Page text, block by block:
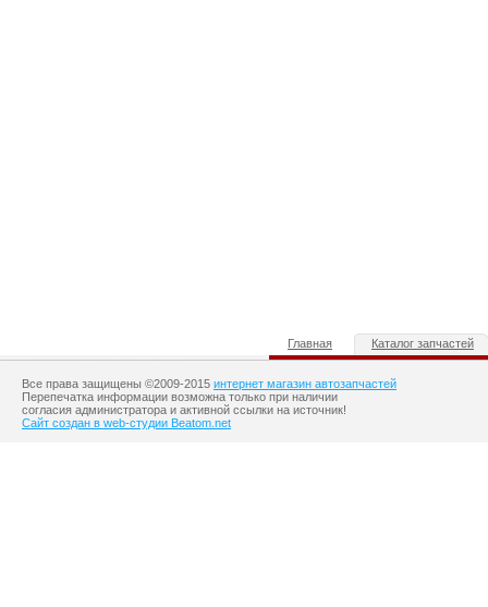
Главная Каталог запчастей
Все права защищены ©2009-2015 интернет магазин автозапчастей
Перепечатка информации возможна только при наличии
согласия администратора и активной ссылки на источник!
Сайт создан в web-студии Beatom.net